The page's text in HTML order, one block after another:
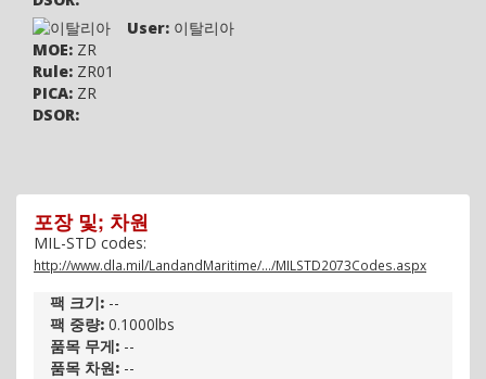
User: 이탈리아
MOE: ZR
Rule: ZR01
PICA: ZR
DSOR:
포장 및; 차원
MIL-STD codes:
http://www.dla.mil/LandandMaritime/.../MILSTD2073Codes.aspx
팩 크기: --
팩 중량: 0.1000lbs
품목 무게: --
품목 차원: --